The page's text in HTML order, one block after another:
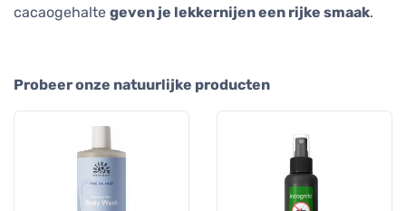
cacaogehalte geven je lekkernijen een rijke smaak.
Probeer onze natuurlijke producten